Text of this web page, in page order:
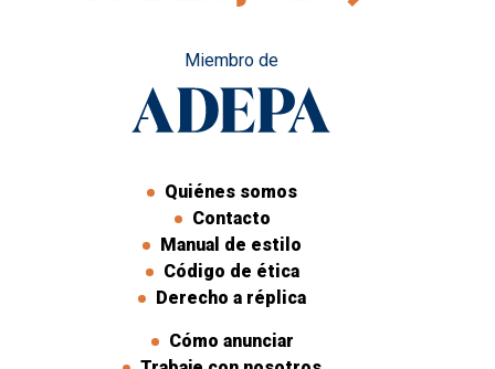
Miembro de
Quiénes somos
Contacto
Manual de estilo
Código de ética
Derecho a réplica
Cómo anunciar